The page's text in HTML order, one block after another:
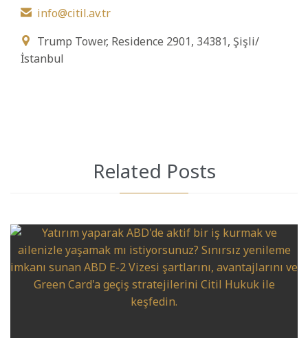
 info@citil.av.tr

Trump Tower, Residence 2901, 34381, Şişli/
İstanbul
Related Posts